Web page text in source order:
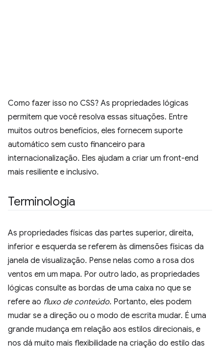
Como fazer isso no CSS? As propriedades lógicas
permitem que você resolva essas situações. Entre
muitos outros benefícios, eles fornecem suporte
automático sem custo financeiro para
internacionalização. Eles ajudam a criar um front-end
mais resiliente e inclusivo.
Terminologia
As propriedades físicas das partes superior, direita,
inferior e esquerda se referem às dimensões físicas da
janela de visualização. Pense nelas como a rosa dos
ventos em um mapa. Por outro lado, as propriedades
lógicas consulte as bordas de uma caixa no que se
refere ao fluxo de conteúdo. Portanto, eles podem
mudar se a direção ou o modo de escrita mudar. É uma
grande mudança em relação aos estilos direcionais, e
nos dá muito mais flexibilidade na criação do estilo das